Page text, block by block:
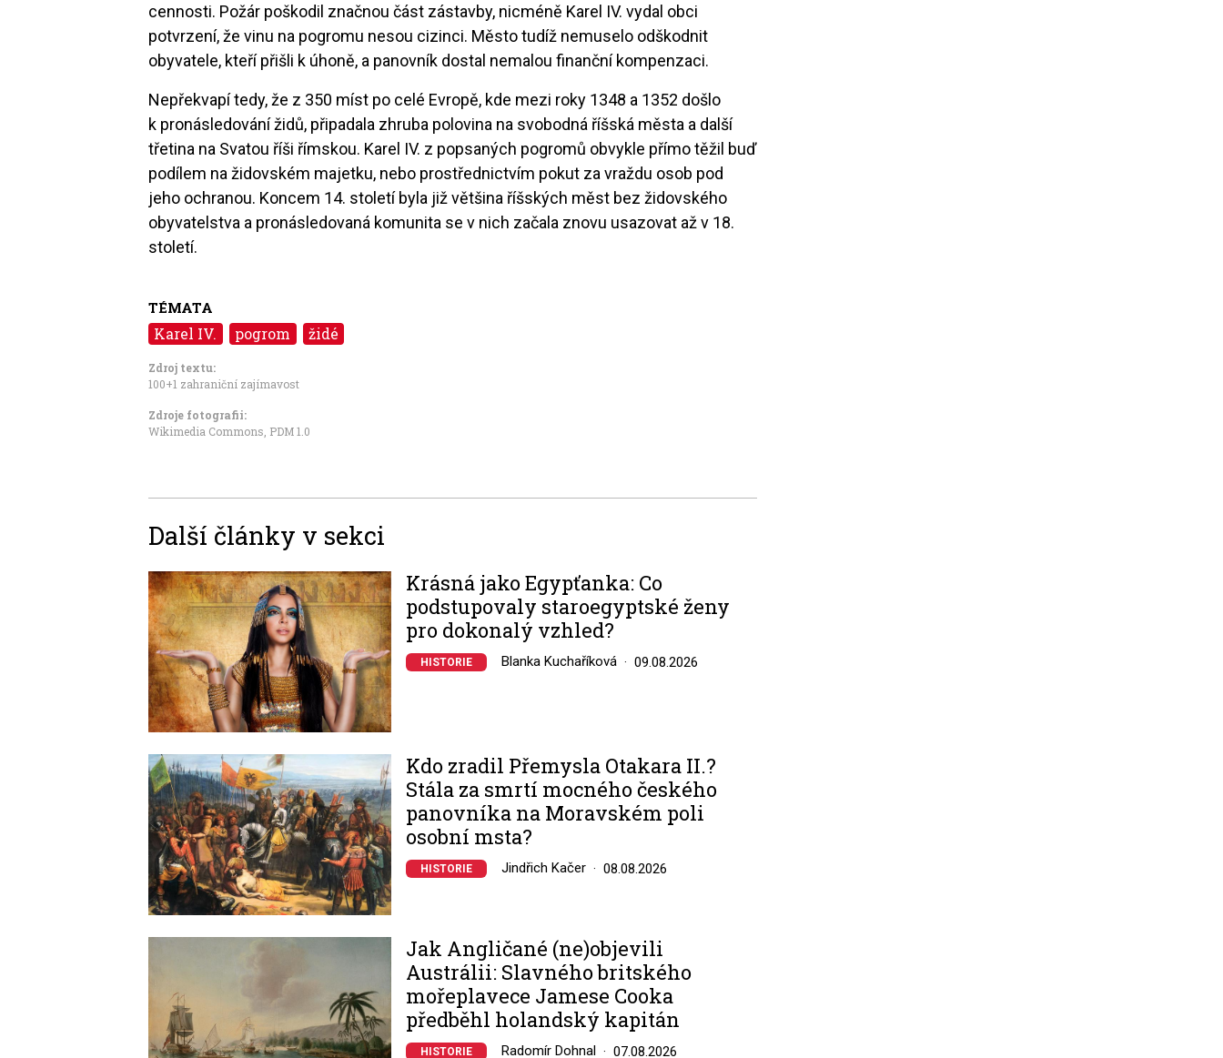
cennosti. Požár poškodil značnou část zástavby, nicméně Karel IV. vydal obci
potvrzení, že vinu na pogromu nesou cizinci. Město tudíž nemuselo odškodnit
obyvatele, kteří přišli k úhoně, a panovník dostal nemalou finanční kompenzaci.
Nepřekvapí tedy, že z 350 míst po celé Evropě, kde mezi roky 1348 a 1352 došlo
k pronásledování židů, připadala zhruba polovina na svobodná říšská města a další
třetina na Svatou říši římskou. Karel IV. z popsaných pogromů obvykle přímo těžil buď
podílem na židovském majetku, nebo prostřednictvím pokut za vraždu osob pod
jeho ochranou. Koncem 14. století byla již většina říšských měst bez židovského
obyvatelstva a pronásledovaná komunita se v nich začala znovu usazovat až v 18.
století.
TÉMATA
Karel IV. pogrom židé
Zdroj textu:
100+1 zahraniční zajímavost
Zdroje fotografii:
Wikimedia Commons PDM 1.0
Další články v sekci
Image
Krásná jako Egypťanka: Co
podstupovaly staroegyptské ženy
pro dokonalý vzhled?
HISTORIE Blanka Kuchaříková 09.08.2026
Image
Kdo zradil Přemysla Otakara II.?
Stála za smrtí mocného českého
panovníka na Moravském poli
osobní msta?
HISTORIE Jindřich Kačer 08.08.2026
Jak Angličané (ne)objevili
Austrálii: Slavného britského
mořeplavece Jamese Cooka
předběhl holandský kapitán
HISTORIE Radomír Dohnal 07.08.2026